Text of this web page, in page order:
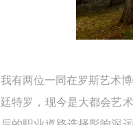
我有两位一同在罗斯艺术
廷特罗，现今是大都会艺